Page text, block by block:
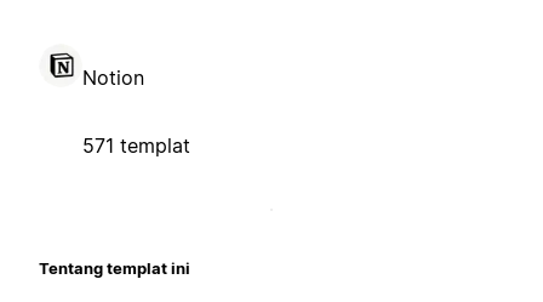
Notion
571 templat
Tentang templat ini